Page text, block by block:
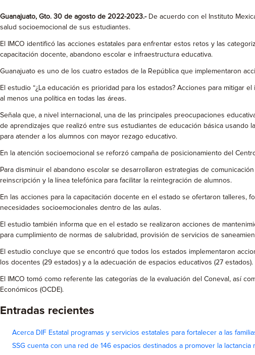
Guanajuato, Gto. 30 de agosto de 2022-2023.-De acuerdo con el Instituto
salud socioemocional de sus estudiantes.
El IMCO identificó las acciones estatales para enfrentar estos retos y las
capacitación docente, abandono escolar e infraestructura educativa.
Guanajuato es uno de los cuatro estados de la República que implementaron
El estudio “¿La educación es prioridad para los estados? Acciones para mitigar
al menos una política en todas las áreas.
Señala que, a nivel internacional, una de las principales preocupaciones
de aprendizajes que realizó entre sus estudiantes de educación básica usando
para atender a los alumnos con mayor rezago educativo.
En la atención socioemocional se reforzó campaña de posicionamiento del
Para disminuir el abandono escolar se desarrollaron estrategias de
reinscripción y la línea telefónica para facilitar la reintegración de alumnos.
En las acciones para la capacitación docente en el estado se ofertaron
necesidades socioemocionales dentro de las aulas.
El estudio también informa que en el estado se realizaron acciones de
para cumplimiento de normas de salubridad, provisión de servicios de
El estudio concluye que se encontró que todos los estados implementaron
los docentes (29 estados) y a la adecuación de espacios educativos (27
El IMCO tomó como referente las categorías de la evaluación del Coneval, así
Económicos (OCDE).
Entradas recientes
Acerca DIF Estatal programas y servicios estatales para fortalecer a las
SSG cuenta con una red de 146 espacios destinados a promover la lactancia